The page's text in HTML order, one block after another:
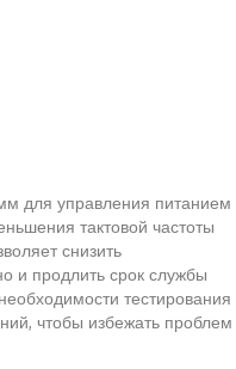
для управления питанием
тактовой частоты
снизить
и продлить срок службы
тестирования
чтобы избежать проблем